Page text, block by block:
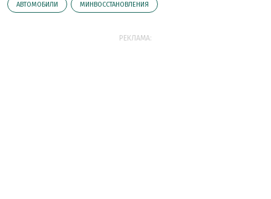
АВТОМОБИЛИ МИНВОССТАНОВЛЕНИЯ
РЕКЛАМА: